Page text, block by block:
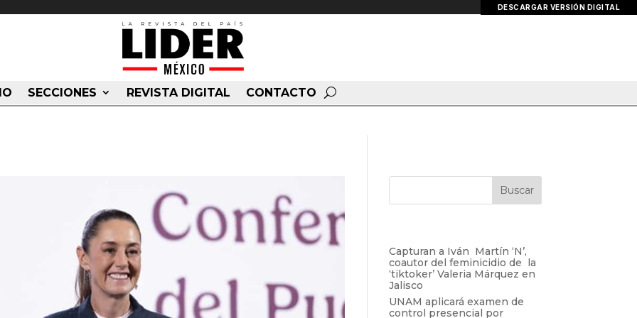
SECCIONES REVISTA DIGITAL CONTACTO
DESCARGAR VERSIÓN DIGITAL
Capturan a Iván Martín ‘N’,
coautor del feminicidio de la
‘tiktoker’ Valeria Márquez en
Jalisco
UNAM aplicará examen de
control presencial por